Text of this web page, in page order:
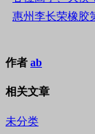
惠州李长荣橡胶
作者 ab
相关文章
未分类